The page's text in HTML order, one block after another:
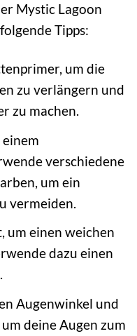
Mystic Lagoon
Tipps:
um die
zu verlängern und
zu machen.
verschiedene
um ein
vermeiden.
um einen weichen
dazu einen
Augenwinkel und
deine Augen zum